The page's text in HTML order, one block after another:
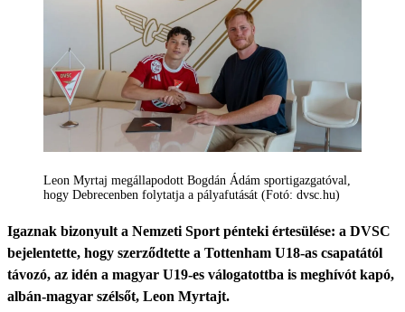
Leon Myrtaj megállapodott Bogdán Ádám sportigazgatóval,
hogy Debrecenben folytatja a pályafutását (Fotó: dvsc.hu)
Igaznak bizonyult a Nemzeti Sport pénteki értesülése: a DVSC
bejelentette, hogy szerződtette a Tottenham U18-as csapatától
távozó, az idén a magyar U19-es válogatottba is meghívót kapó,
albán-magyar szélsőt, Leon Myrtajt.